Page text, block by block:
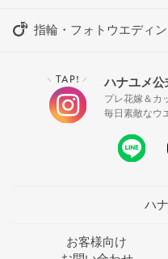
指輪・フォトウエディ
＼ TAP! ／ ハナユメ公
プレ花嫁＆カ
毎日素敵なウ
ハ
お客様向け